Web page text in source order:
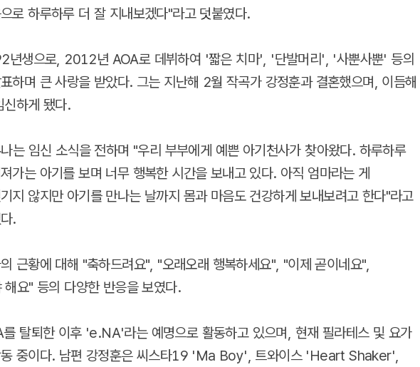
로 하루하루 더 잘 지내보겠다"라고 덧붙였다.
년생으로, 2012년 AOA로 데뷔하여 '짧은 치마', '단발머리', '사뿐사뿐' 등의
하며 큰 사랑을 받았다. 그는 지난해 2월 작곡가 강정훈과 결혼했으며, 이듬해
신하게 됐다.
는 임신 소식을 전하며 "우리 부부에게 예쁜 아기천사가 찾아왔다. 하루하루
가는 아기를 보며 너무 행복한 시간을 보내고 있다. 아직 엄마라는 게
지 않지만 아기를 만나는 날까지 몸과 마음도 건강하게 보내보려고 한다"라고
.
근황에 대해 "축하드려요", "오래오래 행복하세요", "이제 곧이네요",
해요" 등의 다양한 반응을 보였다.
탈퇴한 이후 'e.NA'라는 예명으로 활동하고 있으며, 현재 필라테스 및 요가
동 중이다. 남편 강정훈은 씨스타19 'Ma Boy', 트와이스 'Heart Shaker',